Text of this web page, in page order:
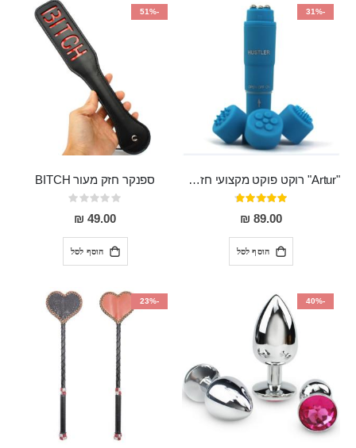
-31%
"Artur" רוקט פוקט מקצועי חזק במיוחד
דירוג:
95%
89.00 ₪
הוסף לסל
-51%
ספנקר חזק מעור BITCH
Rating:
0%
49.00 ₪
הוסף לסל
-40%
-23%